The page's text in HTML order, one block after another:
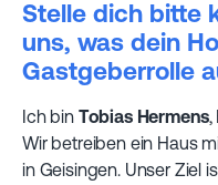
Stelle dich bitte
uns, was dein
Gastgeberrolle
Ich bin Tobias Hermens,
Wir betreiben ein Haus
in Geisingen. Unser Ziel